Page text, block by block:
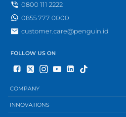
0800 111 2222
0855 777 0000
customer.care@penguin.id
FOLLOW US ON
COMPANY
INNOVATIONS